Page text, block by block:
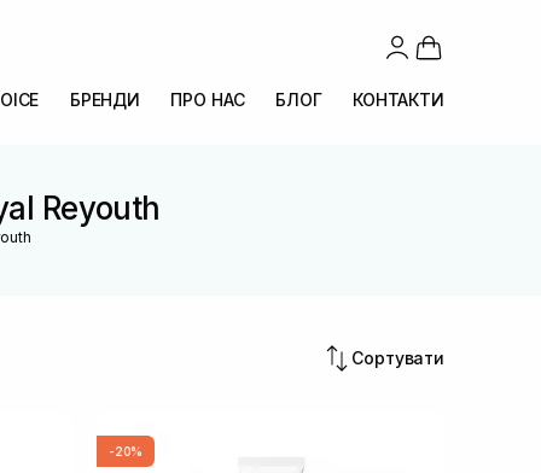
БРЕНДИ ПРО НАС БЛОГ КОНТАКТИ
Reyouth
Сортувати
-20%